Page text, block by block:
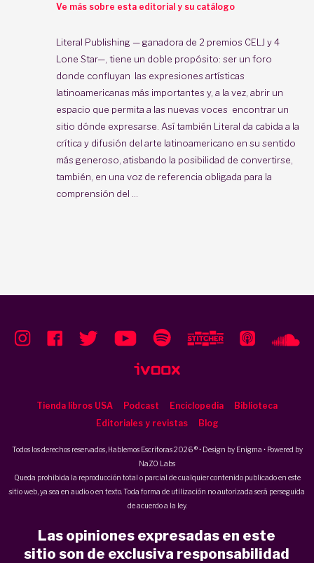
Ve más sobre esta editorial y su catálogo
Literal Publishing — ganadora de 2 premios CELJ y 4
Lone Star—, tiene un doble propósito: ser un foro
donde confluyan las expresiones artísticas
latinoamericanas más importantes y, a la vez, abrir un
espacio que permita a las nuevas voces encontrar un
sitio dónde expresarse. Así también Literal da cabida a la
crítica y difusión del arte latinoamericano en su sentido
más generoso, atisbando la posibilidad de convertirse,
también, en una voz de referencia obligada para la
comprensión del ...
Tienda libros USA Podcast Enciclopedia
Biblioteca
Editoriales y revistas
Blog
Todos los derechos reservados, Hablemos Escritoras 2026 ® • Design by Enigma • Powered by
NaZO Labs
Queda prohibida la reproducción total o parcial de cualquier contenido publicado en este
sitio web, ya sea en audio o en texto. Toda forma de utilización no autorizada será perseguida
de acuerdo a la ley.
Las opiniones expresadas en este
sitio son de exclusiva responsabilidad